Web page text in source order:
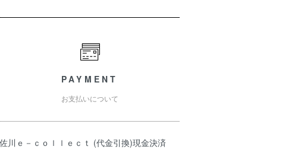
PAYMENT
お支払いについて
佐川ｅ－ｃｏｌｌｅｃｔ (代金引換)現金決済